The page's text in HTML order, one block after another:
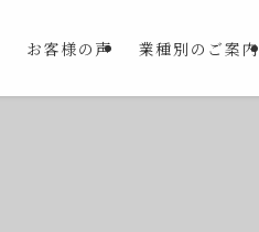
お客様の声 業種別のご案内